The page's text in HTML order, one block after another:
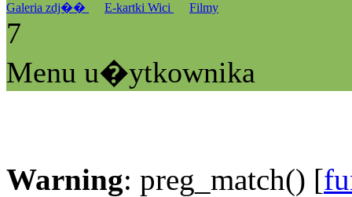
Galeria zdj�� E-kartki Wici Filmy
7
Menu u�ytkownika
Warning: preg_match() [